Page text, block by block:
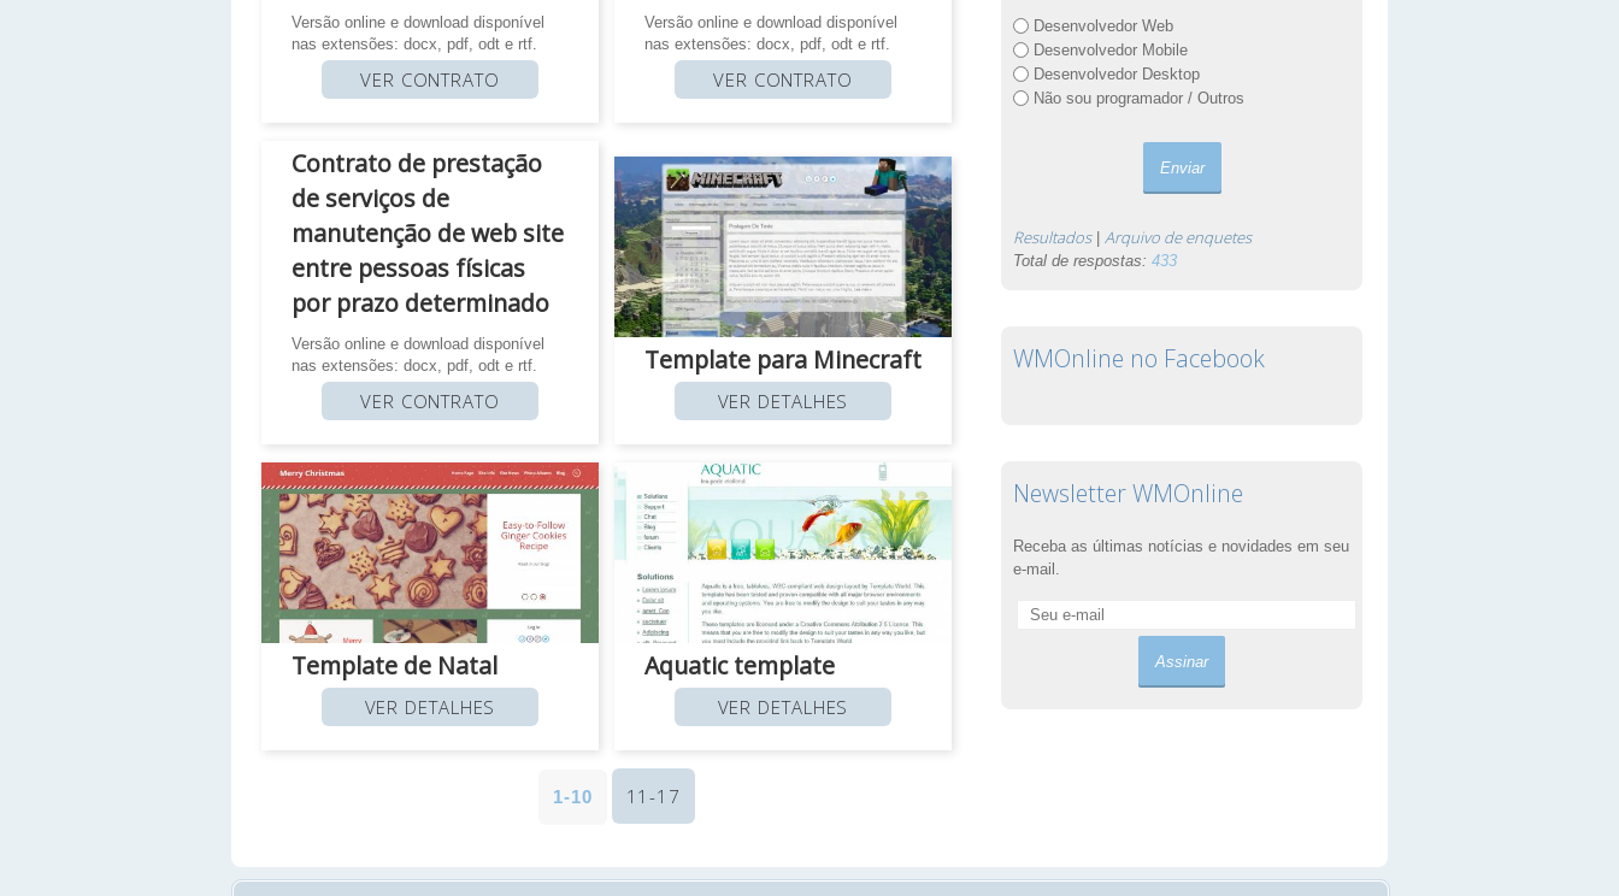
Versão online e download disponível
nas extensões: docx, pdf, odt e rtf.
VER CONTRATO
Versão online e download disponível
nas extensões: docx, pdf, odt e rtf.
VER CONTRATO
Contrato de prestação
de serviços de
manutenção de web site
entre pessoas físicas
por prazo determinado
Versão online e download disponível
nas extensões: docx, pdf, odt e rtf.
VER CONTRATO
Template para Minecraft
VER DETALHES
Template de Natal
VER DETALHES
Aquatic template
VER DETALHES
1-10 11-17
Desenvolvedor Web
Desenvolvedor Mobile
Desenvolvedor Desktop
Não sou programador / Outros
Resultados| Arquivo de enquetes
Total de respostas: 433
WMOnline no Facebook
Newsletter WMOnline
Receba as últimas notícias e novidades em seu
e-mail.